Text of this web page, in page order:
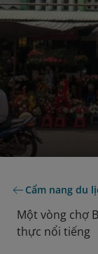
Cẩm nang du
Một vòng chợ
thực nổi tiếng